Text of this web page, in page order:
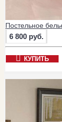
Постельное
6 800 руб.
КУПИТЬ